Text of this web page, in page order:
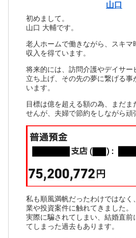
山口
初めまして。
山口 大輔です。
老人ホームで働きながら、スキマ
収入を得ています。
将来的には、訪問介護やデイサー
立ち上げ、その先の夢に繋げる事
います。
目標は億を超える額の為、まだま
せんが、夫婦で節約をしながら頑
私も順風満帆だったわけではなく
業や投資案件に触れてきました。
実際に騙されてしまい、結婚直前
てしまった過去もあります。